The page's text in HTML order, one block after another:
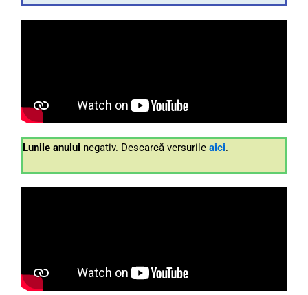
Lunile anului negativ. Descarcă versurile aici.